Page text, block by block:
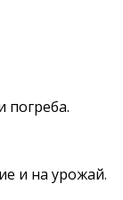
погреба.
и на урожай.